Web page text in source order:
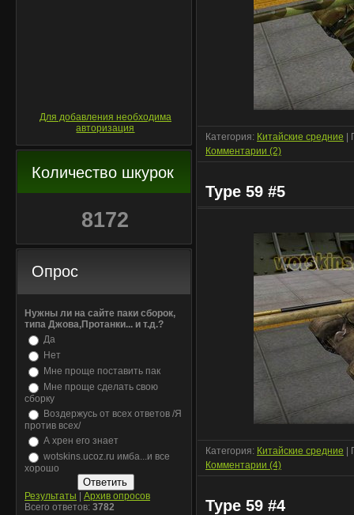
Для добавления необходима
авторизация
Количество шкурок
8172
Опрос
Нужны ли на сайте паки сборок,
типа Джова,Протанки... и т.д.?
Да
Нет
Мне проще поставить пак
Мне проще сделать свою
сборку
Воздержусь от всех ответов /Я
против всех/
А хрен его знает
wotskins.ucoz.ru имба...и все
хорошо
Результаты
Архив опросов
Всего ответов: 3782
Категория: Китайские средние |
Комментарии (2)
Type 59 #5
Категория: Китайские средние |
Комментарии (4)
Type 59 #4